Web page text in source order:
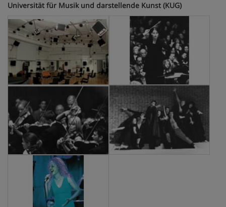
Universität für Musik und darstellende Kunst (KUG)